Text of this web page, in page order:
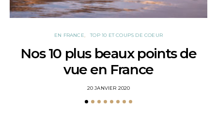
EN FRANCE TOP 10 ET COUPS DE COEUR
Nos 10 plus beaux points de
vue en France
POSTED
20 JANVIER 2020